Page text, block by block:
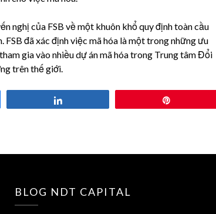
nghị của FSB về một khuôn khổ quy định toàn cầu
đã xác định việc mã hóa là một trong những ưu
gia vào nhiều dự án mã hóa trong Trung tâm Đổi
trên thế giới.
BLOG NDT CAPITAL